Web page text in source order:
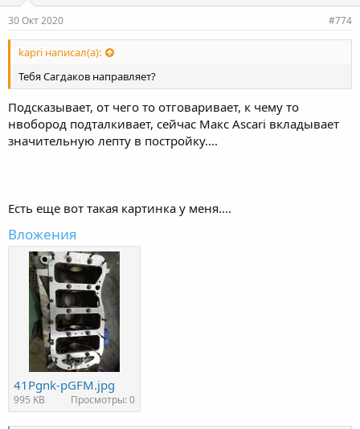
30 Окт 2020 #774
kapri написал(а):
Тебя Сагдаков направляет?
Подсказывает, от чего то отговаривает, к чему то
нвобород подталкивает, сейчас Макс Ascari вкладывает
значительную лепту в постройку....
Есть еще вот такая картинка у меня....
Вложения
41Pgnk-pGFM.jpg
995 KB Просмотры: 0